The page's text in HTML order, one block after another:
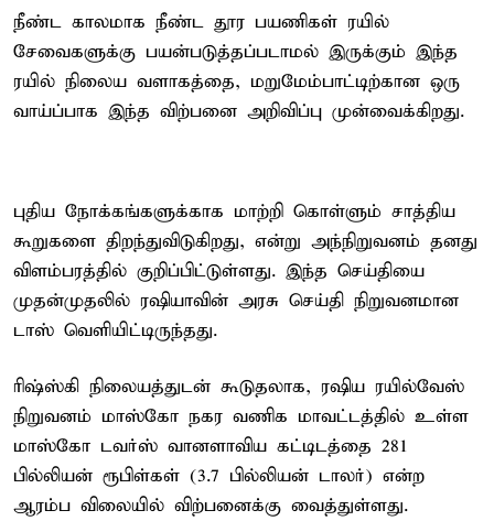
நீண்ட காலமாக நீண்ட தூர பயணிகள் ரயில்
சேவைகளுக்கு பயன்படுத்தப்படாமல் இருக்கும் இந்த
ரயில் நிலைய வளாகத்தை, மறுமேம்பாட்டிற்கான ஒரு
வாய்ப்பாக இந்த விற்பனை அறிவிப்பு முன்வைக்கிறது.
புதிய நோக்கங்களுக்காக மாற்றி கொள்ளும் சாத்திய
கூறுகளை திறந்துவிடுகிறது, என்று அந்நிறுவனம் தனது
விளம்பரத்தில் குறிப்பிட்டுள்ளது. இந்த செய்தியை
முதன்முதலில் ரஷியாவின் அரசு செய்தி நிறுவனமான
டாஸ் வெளியிட்டிருந்தது.
ரிஷ்ஸ்கி நிலையத்துடன் கூடுதலாக, ரஷிய ரயில்வேஸ்
நிறுவனம் மாஸ்கோ நகர வணிக மாவட்டத்தில் உள்ள
மாஸ்கோ டவர்ஸ் வானளாவிய கட்டிடத்தை 281
பில்லியன் ரூபிள்கள் (3.7 பில்லியன் டாலர்) என்ற
ஆரம்ப விலையில் விற்பனைக்கு வைத்துள்ளது.